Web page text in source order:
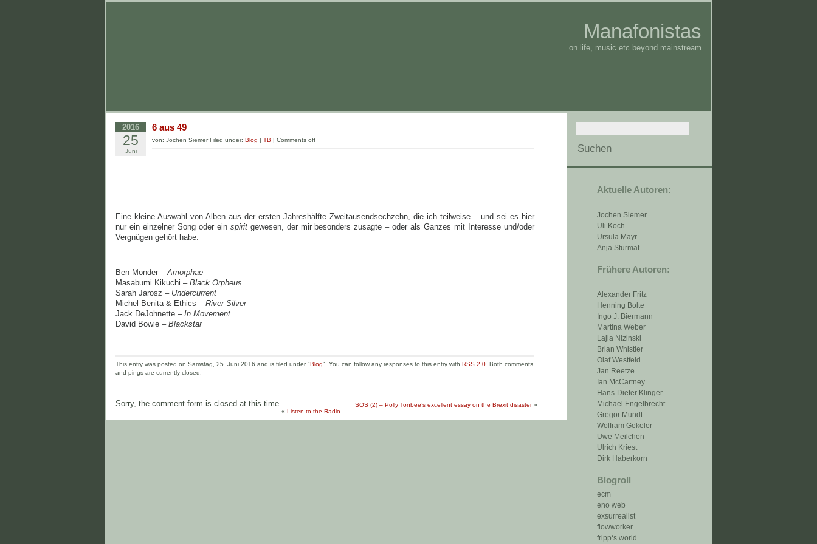
Manafonistas
on life, music etc beyond mainstream
Aktuelle Autoren:
Jochen Siemer
Uli Koch
Ursula Mayr
Anja Sturmat
Frühere Autoren:
Alexander Fritz
Henning Bolte
Ingo J. Biermann
Martina Weber
Lajla Nizinski
Brian Whistler
Olaf Westfeld
Jan Reetze
Ian McCartney
Hans-Dieter Klinger
Michael Engelbrecht
Gregor Mundt
Wolfram Gekeler
Uwe Meilchen
Ulrich Kriest
Dirk Haberkorn
Blogroll
ecm
eno web
exsurrealist
flowworker
fripp‘s world
2016
25
Juni
6 aus 49
von: Jochen Siemer Filed under: Blog | TB | Comments off
Eine kleine Auswahl von Alben aus der ersten Jahreshälfte Zweitausendsechzehn, die ich teilweise – und sei es hier
nur ein einzelner Song oder ein spiritgewesen, der mir besonders zusagte – oder als Ganzes mit Interesse und/oder
Vergnügen gehört habe:
Ben Monder – Amorphae
Masabumi Kikuchi – Black Orpheus
Sarah Jarosz – Undercurrent
Michel Benita & Ethics –River Silver
Jack DeJohnette – In Movement
David Bowie – Blackstar
This entry was posted on Samstag, 25. Juni 2016 and is filed under "Blog". You can follow any responses to this entry with RSS 2.0 . Both comments
and pings are currently closed.
Sorry, the comment form is closed at this time. SOS (2) – Polly Tonbee’s excellent essay on the Brexit disaster»
« Listen to the Radio